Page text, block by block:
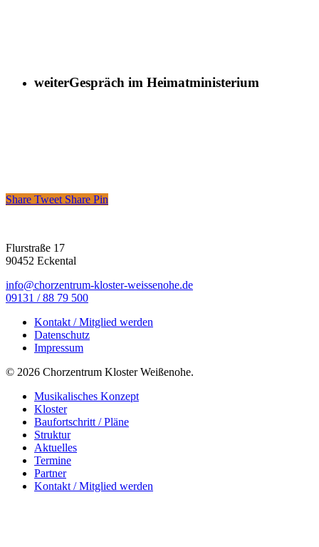
weiterGespräch im Heimatministerium
Share Tweet Share Pin
Flurstraße 17
90452 Eckental
info@chorzentrum-kloster-weissenohe.de
09131 / 88 79 500
Kontakt / Mitglied werden
Datenschutz
Impressum
© 2026 Chorzentrum Kloster Weißenohe.
Close
Menu
Musikalisches Konzept
Kloster
Baufortschritt / Pläne
Struktur
Aktuelles
Termine
Partner
Kontakt / Mitglied werden